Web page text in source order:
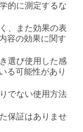
的に測定するな
、また効果の表
容の効果に関す
選び使用した感
る可能性があり
でない使用方法
保証はありませ